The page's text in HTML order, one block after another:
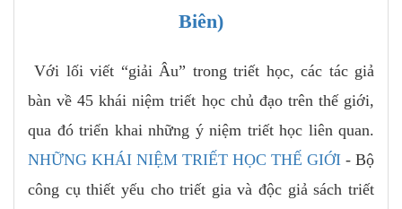
Biên)
Với lối viết “giải Âu” trong triết học, các tác giả
bàn về 45 khái niệm triết học chủ đạo trên thế giới,
qua đó triển khai những ý niệm triết học liên quan.
NHỮNG KHÁI NIỆM TRIẾT HỌC THẾ GIỚI - Bộ
công cụ thiết yếu cho triết gia và độc giả sách triết